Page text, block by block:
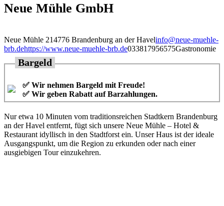
Neue Mühle GmbH
Neue Mühle 214776 Brandenburg an der Havelinfo@neue-muehle-
brb.dehttps://www.neue-muehle-brb.de033817956575Gastronomie
Bargeld
✅ Wir nehmen Bargeld mit Freude!
✅ Wir geben Rabatt auf Barzahlungen.
Nur etwa 10 Minuten vom traditionsreichen Stadtkern Brandenburg
an der Havel entfernt, fügt sich unsere Neue Mühle – Hotel &
Restaurant idyllisch in den Stadtforst ein. Unser Haus ist der ideale
Ausgangspunkt, um die Region zu erkunden oder nach einer
ausgiebigen Tour einzukehren.